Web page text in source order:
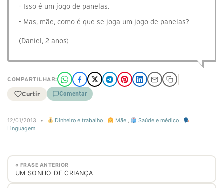
- Isso é um jogo de panelas.
- Mas, mãe, como é que se joga um jogo de panelas?
(Daniel, 2 anos)
COMPARTILHAR:
Curtir Comentar
12/01/2013 • Dinheiro e trabalho , Mãe, Saúde e médico ,
Linguagem
« FRASE ANTERIOR
UM SONHO DE CRIANÇA